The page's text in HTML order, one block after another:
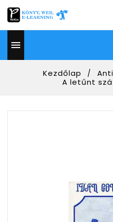

Kezdőlap
A letűnt